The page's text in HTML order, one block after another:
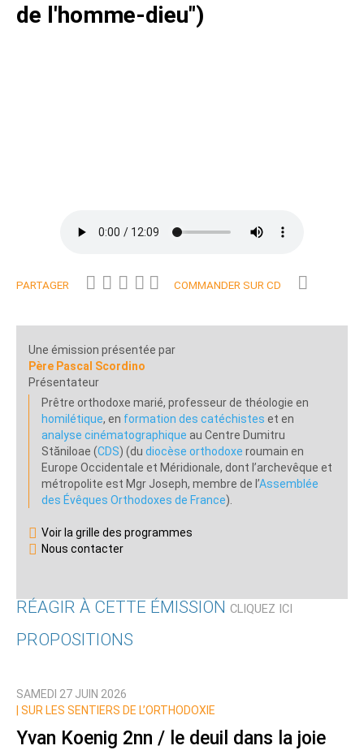
de l'homme-dieu")
PARTAGER COMMANDER SUR CD
Une émission présentée par
Père Pascal Scordino
Présentateur
Prêtre orthodoxe marié, professeur de théologie en
homilétique, en formation des catéchistes et en
analyse cinématographique au Centre Dumitru
Stăniloae (CDS) (du diocèse orthodoxe roumain en
Europe Occidentale et Méridionale, dont l’archevêque et
métropolite est Mgr Joseph, membre de l’Assemblée
des Évêques Orthodoxes de France).
Voir la grille des programmes
Nous contacter
RÉAGIR À CETTE ÉMISSION CLIQUEZ ICI
Nom
PROPOSITIONS
SAMEDI 27 JUIN 2026
SUR LES SENTIERS DE L’ORTHODOXIE
Yvan Koenig 2nn / le deuil dans la joie